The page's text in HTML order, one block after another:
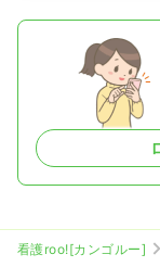
看護roo![カンゴルー]